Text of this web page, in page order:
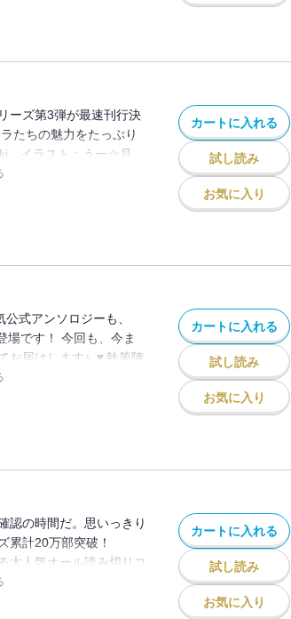
ーズ第3弾が最速刊行決
たちの魅力をたっぷり
イラスト：うー☆月、
、黄鶏、栗原さく
カートに入れる
試し読み
お気に入り
式アンソロジーも、
場です！ 今回も、今ま
お届けします♪ ▼執筆陣
ごまし、にじはし そ
カートに入れる
試し読み
お気に入り
認の時間だ。思いっきり
累計20万部突破！
大人気オール読み切りコ
イラスト：ぬんぬ、
カートに入れる
試し読み
お気に入り